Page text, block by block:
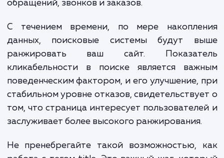
слова, как цифры, названия городов
выразительные термины вроде
«дешево», «бесплатная
незамедлительно привлекают внимание.
Если магазин с привлекательным
Title занимает лишь 3-е или 4-е место в
вы, скорее всего, все равно перейдете на
Почему это происходит? Заголовок
желаете узнать больше о